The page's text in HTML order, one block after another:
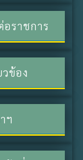
ราชการ
ข้อง
ฯ